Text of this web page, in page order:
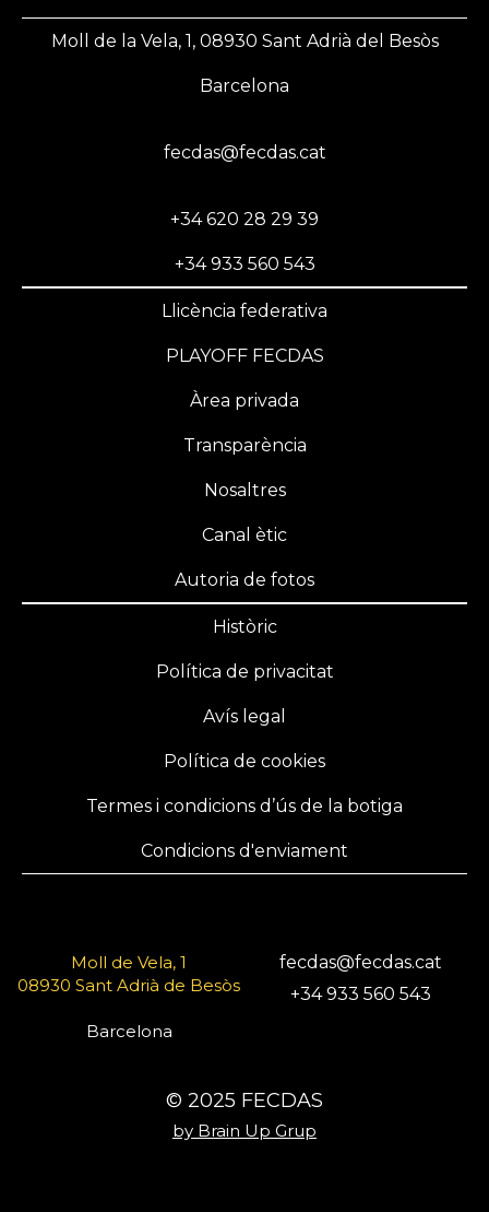
Moll de la Vela, 1, 08930 Sant Adrià del Besòs
Barcelona
fecdas@fecdas.cat
+34 620 28 29 39
+34 933 560 543
Llicència federativa
PLAYOFF FECDAS
Àrea privada
Transparència
Nosaltres
Canal ètic
Autoria de fotos
Històric
Política de privacitat
Avís legal
Política de cookies
Termes i condicions d’ús de la botiga
Condicions d'enviament
Moll de Vela, 1
08930 Sant Adrià de Besòs
Barcelona
fecdas@fecdas.cat
+34 933 560 543
© 2025 FECDAS
by Brain Up Grup